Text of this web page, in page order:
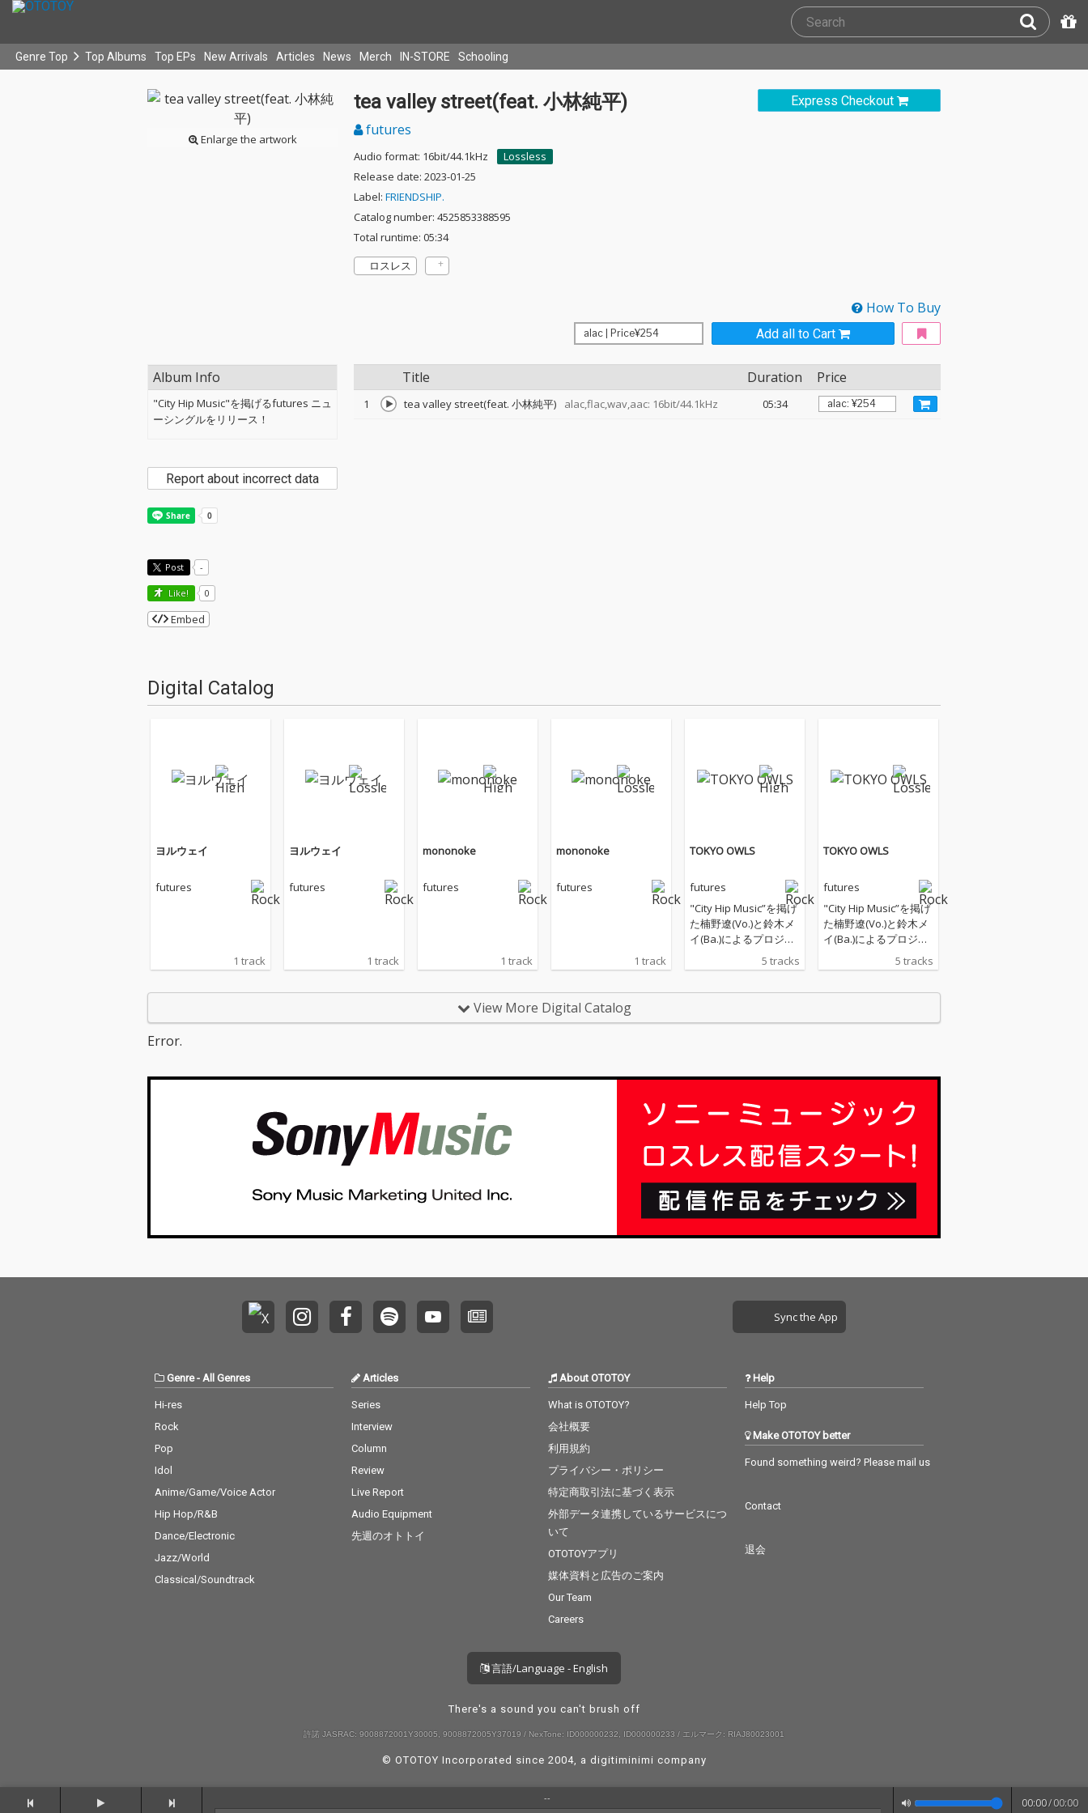
Genre Top Top Albums Top EPs New Arrivals Articles News Merch IN-STORE Schooling
Enlarge the artwork
Express Checkout
tea valley street(feat. 小林純平)
futures
Audio format: 16bit/44.1kHz
Lossless
Release date: 2023-01-25
Label: FRIENDSHIP.
Catalog number: 4525853388595
Total runtime: 05:34
ロスレス
How To Buy
Add all to Cart
Title Duration Price
1 tea valley street(feat. 小林純平) alac,flac,wav,aac: 16bit/44.1kHz 05:34
Album Info
"City Hip Music"を掲げるfutures ニュ
ーシングルをリリース！
Report about incorrect data
Post -
Like! 0
Embed
Digital Catalog
ヨルウェイ
futures
1 track
ヨルウェイ
futures
1 track
mononoke
futures
1 track
mononoke
futures
1 track
TOKYO OWLS
futures
"City Hip Music”を掲げ
た楠野遼(Vo.)と鈴木メ
イ(Ba.)によるプロジェ
クト・futures、自身7
作目となるEP「TOKYO
5 tracks
TOKYO OWLS
futures
"City Hip Music”を掲げ
た楠野遼(Vo.)と鈴木メ
イ(Ba.)によるプロジェ
クト・futures、自身7
作目となるEP「TOKYO
5 tracks
View More Digital Catalog
Error.
Sync the App
Genre- All Genres
Hi-res
Rock
Pop
Idol
Anime/Game/Voice Actor
Hip Hop/R&B
Dance/Electronic
Jazz/World
Classical/Soundtrack
Articles
Series
Interview
Column
Review
Live Report
Audio Equipment
先週のオトトイ
About OTOTOY
What is OTOTOY?
会社概要
利用規約
プライバシー・ポリシー
特定商取引法に基づく表示
外部データ連携しているサービスにつ
いて
OTOTOYアプリ
媒体資料と広告のご案内
Our Team
Careers
Help
Help Top
Make OTOTOY better
Found something weird? Please mail us
Contact
退会
言語/Language - English
There's a sound you can't brush off
許諾 JASRAC: 9008872001Y30005, 9008872005Y37019 / NexTone: ID000000232, ID000000233 / エルマーク: RIAJ80023001
© OTOTOY Incorporated since 2004, a digitiminimi company
-- 00:00/00:00